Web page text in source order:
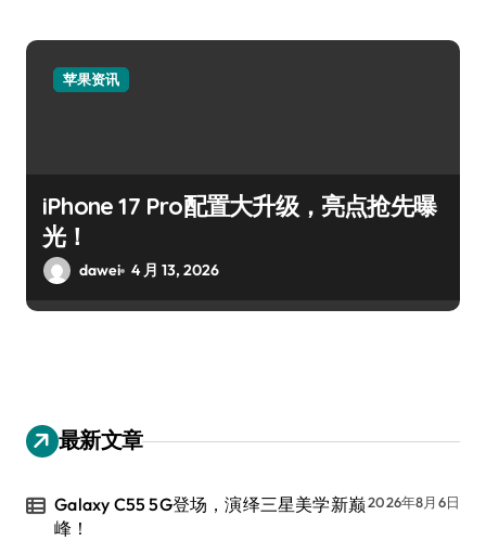
苹果资讯
iPhone 17 Pro配置大升级，亮点抢先曝
光！
dawei 4 月 13, 2026
最新文章
Galaxy C55 5G登场，演绎三星美学新巅
峰！
2026年8月6日